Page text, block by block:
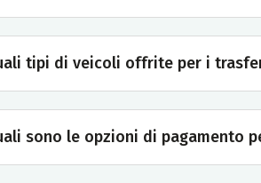
tipi di veicoli offrite per i
sono le opzioni di pagamento